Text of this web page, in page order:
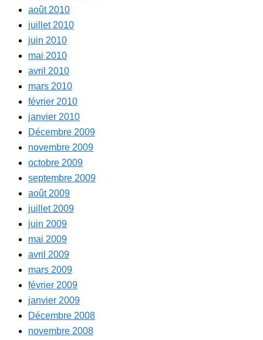
août 2010
juillet 2010
juin 2010
mai 2010
avril 2010
mars 2010
février 2010
janvier 2010
Décembre 2009
novembre 2009
octobre 2009
septembre 2009
août 2009
juillet 2009
juin 2009
mai 2009
avril 2009
mars 2009
février 2009
janvier 2009
Décembre 2008
novembre 2008